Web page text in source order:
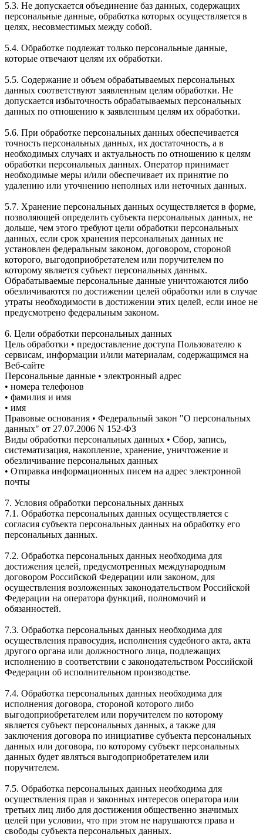
5.3. Не допускается объединение баз данных, содержащих
персональные данные, обработка которых осуществляется в
целях, несовместимых между собой.
5.4. Обработке подлежат только персональные данные,
которые отвечают целям их обработки.
5.5. Содержание и объем обрабатываемых персональных
данных соответствуют заявленным целям обработки. Не
допускается избыточность обрабатываемых персональных
данных по отношению к заявленным целям их обработки.
5.6. При обработке персональных данных обеспечивается
точность персональных данных, их достаточность, а в
необходимых случаях и актуальность по отношению к целям
обработки персональных данных. Оператор принимает
необходимые меры и/или обеспечивает их принятие по
удалению или уточнению неполных или неточных данных.
5.7. Хранение персональных данных осуществляется в форме,
позволяющей определить субъекта персональных данных, не
дольше, чем этого требуют цели обработки персональных
данных, если срок хранения персональных данных не
установлен федеральным законом, договором, стороной
которого, выгодоприобретателем или поручителем по
которому является субъект персональных данных.
Обрабатываемые персональные данные уничтожаются либо
обезличиваются по достижении целей обработки или в случае
утраты необходимости в достижении этих целей, если иное не
предусмотрено федеральным законом.
6. Цели обработки персональных данных
Цель обработки • предоставление доступа Пользователю к
сервисам, информации и/или материалам, содержащимся на
Веб-сайте
Персональные данные • электронный адрес
• номера телефонов
• фамилия и имя
• имя
Правовые основания • Федеральный закон "О персональных
данных" от 27.07.2006 N 152-ФЗ
Виды обработки персональных данных • Сбор, запись,
систематизация, накопление, хранение, уничтожение и
обезличивание персональных данных
• Отправка информационных писем на адрес электронной
почты
7. Условия обработки персональных данных
7.1. Обработка персональных данных осуществляется с
согласия субъекта персональных данных на обработку его
персональных данных.
7.2. Обработка персональных данных необходима для
достижения целей, предусмотренных международным
договором Российской Федерации или законом, для
осуществления возложенных законодательством Российской
Федерации на оператора функций, полномочий и
обязанностей.
7.3. Обработка персональных данных необходима для
осуществления правосудия, исполнения судебного акта, акта
другого органа или должностного лица, подлежащих
исполнению в соответствии с законодательством Российской
Федерации об исполнительном производстве.
7.4. Обработка персональных данных необходима для
исполнения договора, стороной которого либо
выгодоприобретателем или поручителем по которому
является субъект персональных данных, а также для
заключения договора по инициативе субъекта персональных
данных или договора, по которому субъект персональных
данных будет являться выгодоприобретателем или
поручителем.
7.5. Обработка персональных данных необходима для
осуществления прав и законных интересов оператора или
третьих лиц либо для достижения общественно значимых
целей при условии, что при этом не нарушаются права и
свободы субъекта персональных данных.